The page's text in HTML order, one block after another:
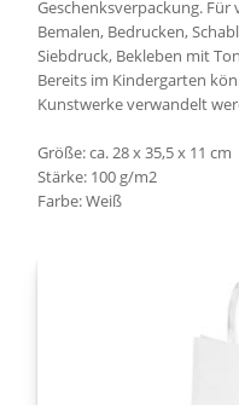
Geschenksverpackung. Für
Bemalen, Bedrucken,
Siebdruck, Bekleben mit
Bereits im Kindergarten
Kunstwerke verwandelt
Größe: ca. 28 x 35,5 x 11 cm
Stärke: 100 g/m2
Farbe: Weiß